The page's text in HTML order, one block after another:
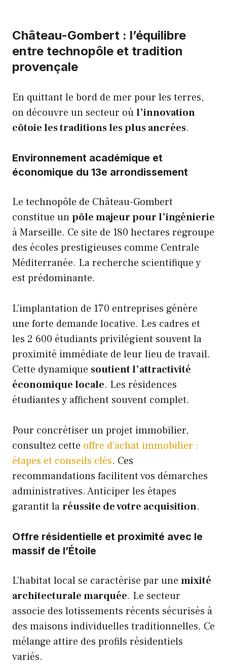
Château-Gombert : l’équilibre
entre technopôle et tradition
provençale
En quittant le bord de mer pour les terres,
on découvre un secteur oùl’innovation
côtoie les traditions les plus ancrées.
Environnement académique et
économique du 13e arrondissement
Le technopôle de Château-Gombert
constitue unpôle majeur pour l’ingénierie
à Marseille. Ce site de 180 hectares regroupe
des écoles prestigieuses comme Centrale
Méditerranée. La recherche scientifique y
est prédominante.
L’implantation de 170 entreprises génère
une forte demande locative. Les cadres et
les 2 600 étudiants privilégient souvent la
proximité immédiate de leur lieu de travail.
Cette dynamique soutient l’attractivité
économique locale. Les résidences
étudiantes y affichent souvent complet.
Pour concrétiser un projet immobilier,
consultez cette offre d’achat immobilier :
étapes et conseils clés. Ces
recommandations facilitent vos démarches
administratives. Anticiper les étapes
garantit laréussite de votre acquisition.
Offre résidentielle et proximité avec le
massif de l’Étoile
L’habitat local se caractérise par une mixité
architecturale marquée. Le secteur
associe des lotissements récents sécurisés à
des maisons individuelles traditionnelles. Ce
mélange attire des profils résidentiels
variés.